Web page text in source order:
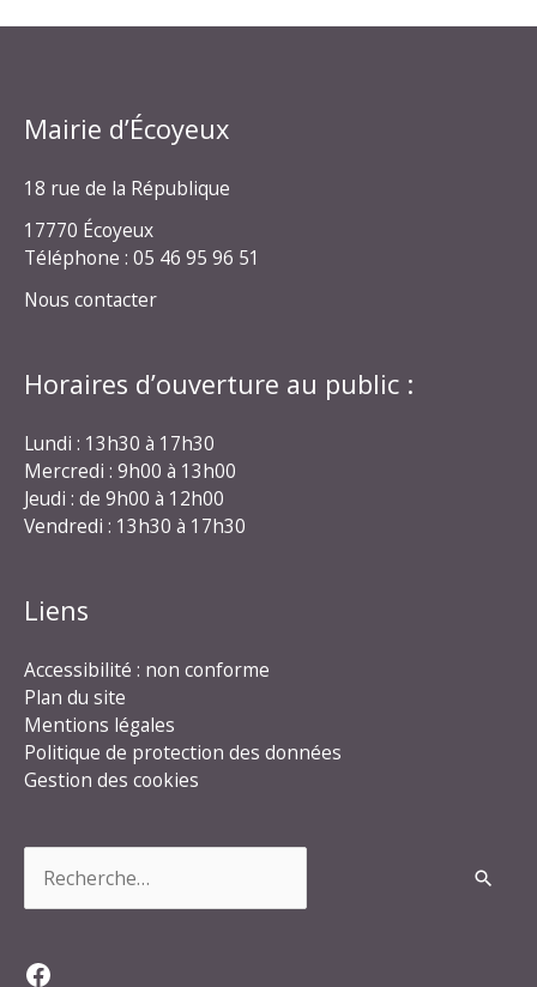
Mairie d’Écoyeux
18 rue de la République
17770 Écoyeux
Téléphone : 05 46 95 96 51
Nous contacter
Horaires d’ouverture au public :
Lundi : 13h30 à 17h30
Mercredi : 9h00 à 13h00
Jeudi : de 9h00 à 12h00
Vendredi : 13h30 à 17h30
Liens
Accessibilité : non conforme
Plan du site
Mentions légales
Politique de protection des données
Gestion des cookies
Facebook